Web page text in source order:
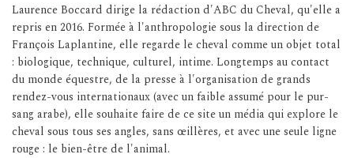
Laurence Boccard dirige la rédaction d'ABC du Cheval, qu'elle a
repris en 2016. Formée à l'anthropologie sous la direction de
François Laplantine, elle regarde le cheval comme un objet total
: biologique, technique, culturel, intime. Longtemps au contact
du monde équestre, de la presse à l'organisation de grands
rendez-vous internationaux (avec un faible assumé pour le pur-
sang arabe), elle souhaite faire de ce site un média qui explore le
cheval sous tous ses angles, sans œillères, et avec une seule ligne
rouge : le bien-être de l'animal.